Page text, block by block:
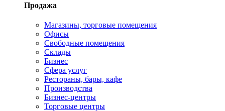
Продажа
Магазины, торговые помещения
Офисы
Свободные помещения
Склады
Бизнес
Сфера услуг
Рестораны, бары, кафе
Производства
Бизнес-центры
Торговые центры